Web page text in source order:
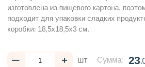
изготовлена из пищевого картона,
подходит для упаковки сладких
коробки: 18,5х18,5х3 см.
шт Сумма: 23